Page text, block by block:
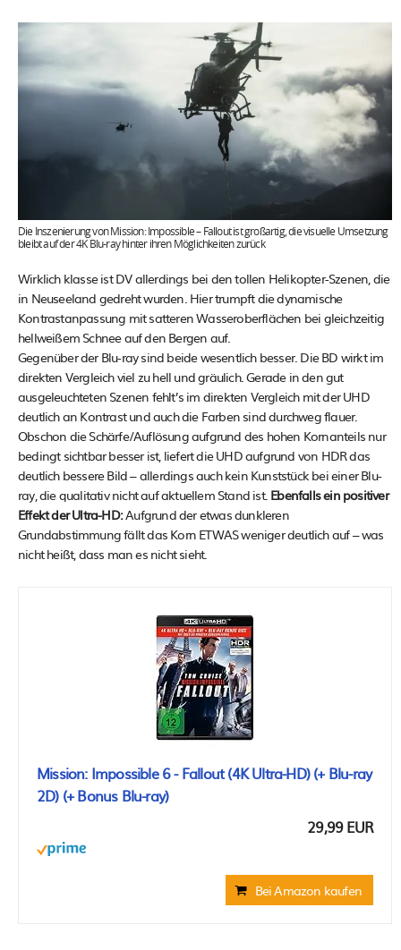
Die Inszenierung von Mission: Impossible – Fallout ist großartig, die visuelle Umsetzung
bleibt auf der 4K Blu-ray hinter ihren Möglichkeiten zurück
Wirklich klasse ist DV allerdings bei den tollen Helikopter-Szenen, die
in Neuseeland gedreht wurden. Hier trumpft die dynamische
Kontrastanpassung mit satteren Wasseroberflächen bei gleichzeitig
hellweißem Schnee auf den Bergen auf.
Gegenüber der Blu-ray sind beide wesentlich besser. Die BD wirkt im
direkten Vergleich viel zu hell und gräulich. Gerade in den gut
ausgeleuchteten Szenen fehlt’s im direkten Vergleich mit der UHD
deutlich an Kontrast und auch die Farben sind durchweg flauer.
Obschon die Schärfe/Auflösung aufgrund des hohen Kornanteils nur
bedingt sichtbar besser ist, liefert die UHD aufgrund von HDR das
deutlich bessere Bild – allerdings auch kein Kunststück bei einer Blu-
ray, die qualitativ nicht auf aktuellem Stand ist. Ebenfalls ein positiver
Effekt der Ultra-HD:Aufgrund der etwas dunkleren
Grundabstimmung fällt das Korn ETWAS weniger deutlich auf – was
nicht heißt, dass man es nicht sieht.
Mission: Impossible 6 - Fallout (4K Ultra-HD) (+ Blu-ray
2D) (+ Bonus Blu-ray)
29,99 EUR
Bei Amazon kaufen